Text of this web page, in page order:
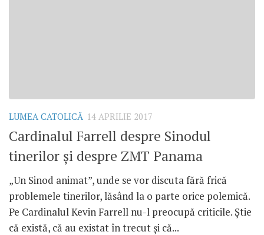
LUMEA CATOLICĂ 14 APRILIE 2017
Cardinalul Farrell despre Sinodul
tinerilor și despre ZMT Panama
„Un Sinod animat”, unde se vor discuta fără frică
problemele tinerilor, lăsând la o parte orice polemică.
Pe Cardinalul Kevin Farrell nu-l preocupă criticile. Știe
că există, că au existat în trecut și că...